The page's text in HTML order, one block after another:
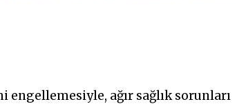
engellemesiyle, ağır sağlık sorunları